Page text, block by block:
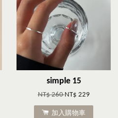
simple 15
NT$ 260NT$ 229
加入購物車